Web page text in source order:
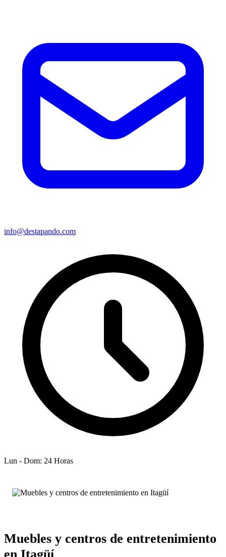
info@destapando.com
Lun - Dom: 24 Horas
Muebles y centros de entretenimiento